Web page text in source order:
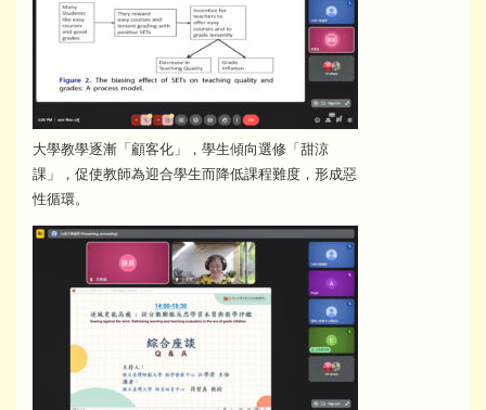
大學教學逐漸「顧客化」，學生傾向選修「甜涼
課」，促使教師為迎合學生而降低課程難度，形成惡
性循環。